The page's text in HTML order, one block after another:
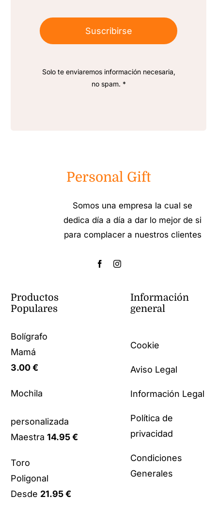
Suscribirse
Solo te enviaremos información necesaria,
no spam. *
Personal Gift
Somos una empresa la cual se
dedica día a día a dar lo mejor de si
para complacer a nuestros clientes
Productos
Populares
Bolígrafo
Mamá
3.00€
Mochila
personalizada
Maestra 14.95€
Toro
Poligonal
Desde 21.95€
Información
general
Cookie
Aviso Legal
Información Legal
Política de
privacidad
Condiciones
Generales